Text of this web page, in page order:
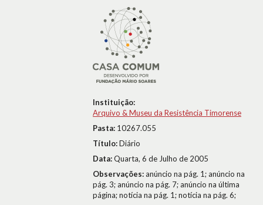
Instituição:
Arquivo & Museu da Resistência Timorense
Pasta: 10267.055
Título:Diário
Data:Quarta, 6 de Julho de 2005
Observações:anúncio na pág. 1; anúncio na
pág. 3; anúncio na pág. 7; anúncio na última
página; notícia na pág. 1; notícia na pág. 6;